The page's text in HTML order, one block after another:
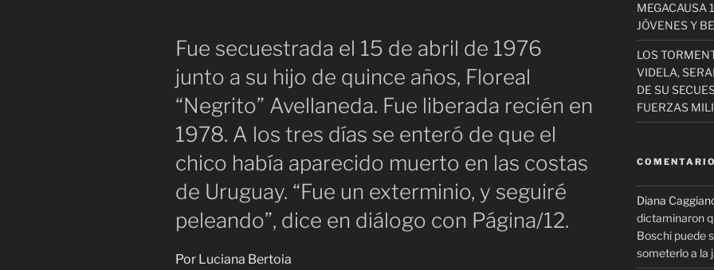
Fue secuestrada el 15 de abril de 1976
junto a su hijo de quince años, Floreal
“Negrito” Avellaneda. Fue liberada recién en
1978. A los tres días se enteró de que el
chico había aparecido muerto en las costas
de Uruguay. “Fue un exterminio, y seguiré
peleando”, dice en diálogo con Página/12.
Por Luciana Bertoia
MEGACAUSA
JÓVENES Y
LOS
VIDELA,
DE SU
FUERZAS
Diana
dictaminaron
Boschi puede
someterlo a la